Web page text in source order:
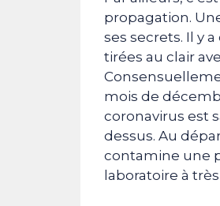
propagation.
ses secrets. Il y
tirées au clair
mois de
coronavirus est
dessus. Au
contamine une
laboratoire à